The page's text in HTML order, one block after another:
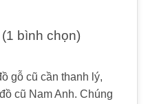
(1 bình chọn)
gỗ cũ cần thanh lý,
cũ Nam Anh. Chúng